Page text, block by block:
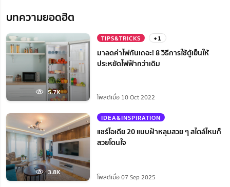
บทความยอดฮิต
5.7K
TIPS&TRICKS +1
มาลดค่าไฟกันเถอะ! 8 วิธีการใช้ตู้เย็นให้
ประหยัดไฟฟ้ากว่าเดิม
โพสต์เมื่อ 10 Oct 2022
3.8K
IDEA&INSPIRATION
แชร์ไอเดีย 20 แบบฝ้าหลุมสวย ๆ สไตล์ไหนก็
สวยโดนใจ
โพสต์เมื่อ 07 Sep 2025